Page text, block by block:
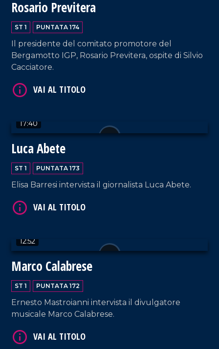
Rosario Previtera
ST 1 PUNTATA 174
Il presidente del comitato promotore del
Bergamotto IGP, Rosario Previtera, ospite di Silvio
Cacciatore.
17:40
Luca Abete
ST 1 PUNTATA 173
Elisa Barresi intervista il giornalista Luca Abete.
12:52
Marco Calabrese
ST 1 PUNTATA 172
Ernesto Mastroianni intervista il divulgatore
musicale Marco Calabrese.
VAI AL TITOLO
VAI AL TITOLO
VAI AL TITOLO